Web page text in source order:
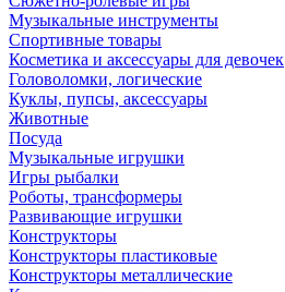
Музыкальные инструменты
Спортивные товары
Косметика и аксессуары для девочек
Головоломки, логические
Куклы, пупсы, аксессуары
Животные
Посуда
Музыкальные игрушки
Игры рыбалки
Роботы, трансформеры
Развивающие игрушки
Конструкторы
Конструкторы пластиковые
Конструкторы металлические